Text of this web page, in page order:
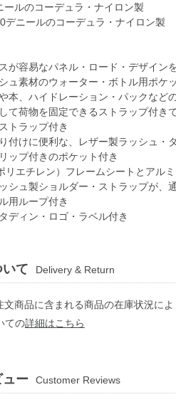
ールのコーデュラ・ナイロン製
デニールのコーデュラ・ナイロン製
が容易なパネル・ロード・デザイン
ュ素材のウォーター・ボトル用ポケ
本、ハイドレーション・パックなど
て荷物を固定できるストラップ付き
トラップ付き
付けに便利な、レザー製ラッシュ・
ップ付きのポケット付き
リエチレン）フレームシートとアル
シュ製ショルダー・ストラップが、
用ループ付き
ディン・ロゴ・ラベル付き
て Delivery & Return
商品に含まれる商品の在庫状況によ
ての詳細はこちら
ュー Customer Reviews